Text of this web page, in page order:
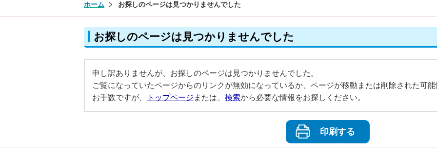
ホーム お探しのページは見つかりませんでした
お探しのページは見つかりませんでした
申し訳ありませんが、お探しのページは見つかりませんでした。
ご覧になっていたページからのリンクが無効になっているか、ページが移動または削除された可能
お手数ですが、
トップページ または、 検索から必要な情報をお探しください。
印刷する